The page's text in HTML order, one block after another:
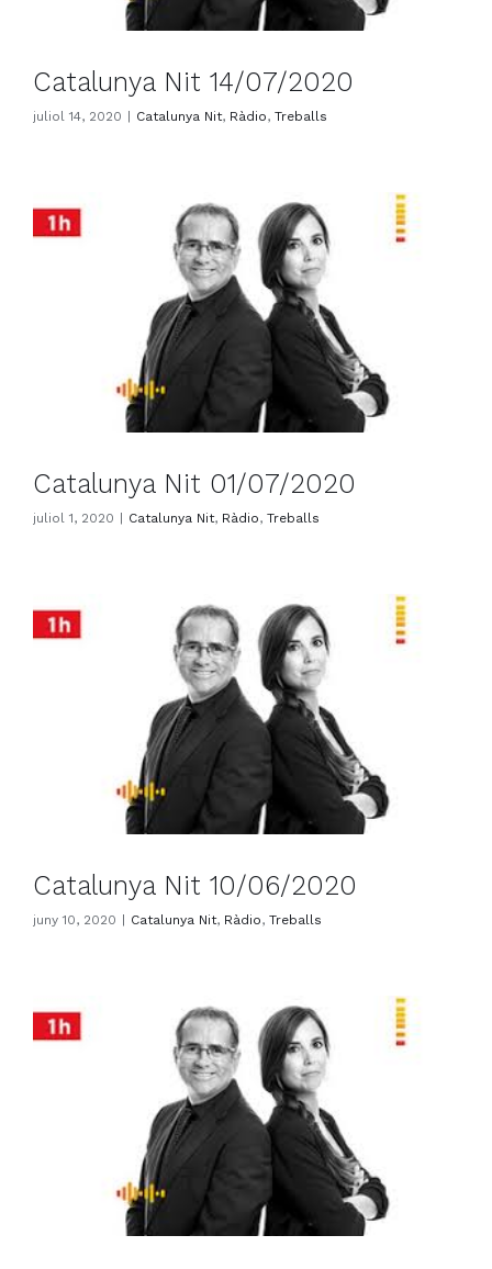
Catalunya Nit 14/07/2020
juliol 14, 2020 Catalunya Nit, Ràdio, Treballs
Catalunya Nit 01/07/2020
juliol 1, 2020 Catalunya Nit, Ràdio, Treballs
Catalunya Nit 10/06/2020
juny 10, 2020 Catalunya Nit, Ràdio, Treballs